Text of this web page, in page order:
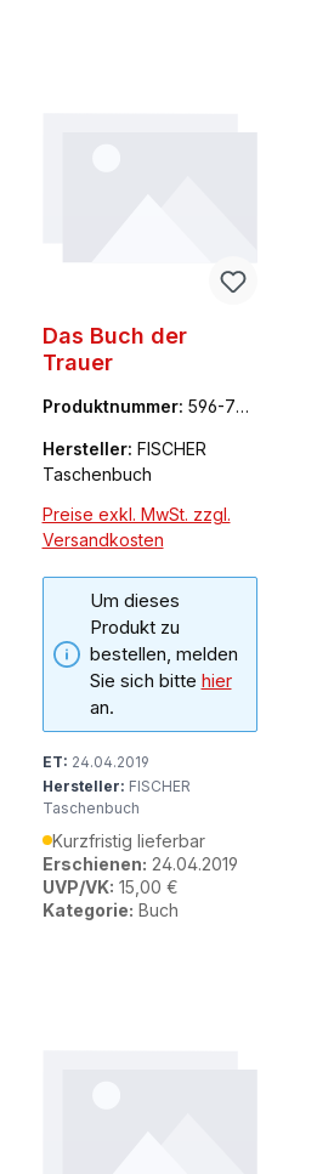
Das Buch der
Trauer
Produktnummer: 596-704
Hersteller: FISCHER
Taschenbuch
Preise exkl. MwSt. zzgl.
Versandkosten
Um dieses
Produkt zu
bestellen, melden
Sie sich bitte hier
an.
ET: 24.04.2019
Hersteller: FISCHER
Taschenbuch
Kurzfristig lieferbar
Erschienen: 24.04.2019
UVP/VK: 15,00 €
Kategorie: Buch